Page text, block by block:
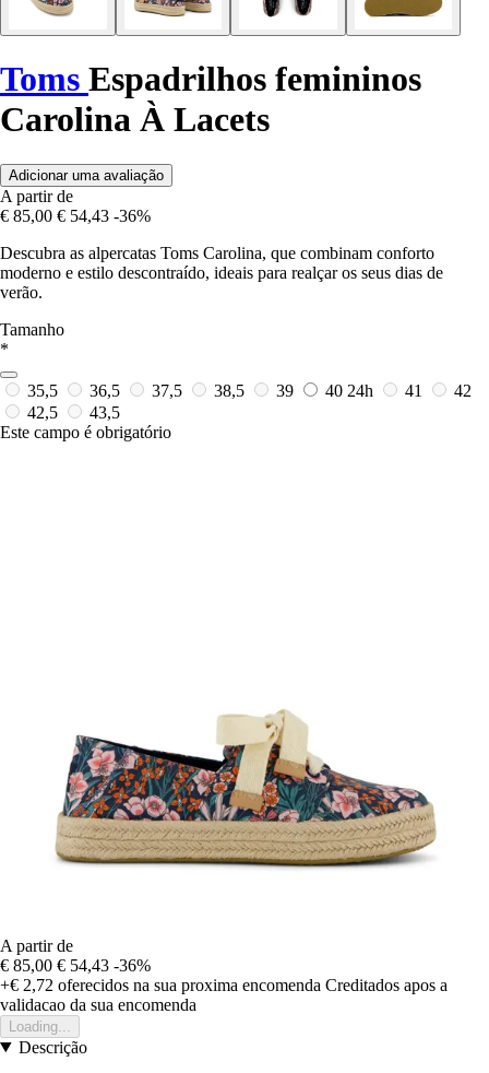
Toms Espadrilhos femininos
Carolina À Lacets
Adicionar uma avaliação
A partir de
€ 85,00 € 54,43 -36%
Descubra as alpercatas Toms Carolina, que combinam conforto
moderno e estilo descontraído, ideais para realçar os seus dias de
verão.
Tamanho
*
35,5 36,5 37,5 38,5 39 40 24h 41
42
42,5
43,5
Este campo é obrigatório
A partir de
€ 85,00 € 54,43 -36%
+€ 2,72 oferecidos na sua proxima encomenda Creditados apos a
validacao da sua encomenda
Loading...
Descrição